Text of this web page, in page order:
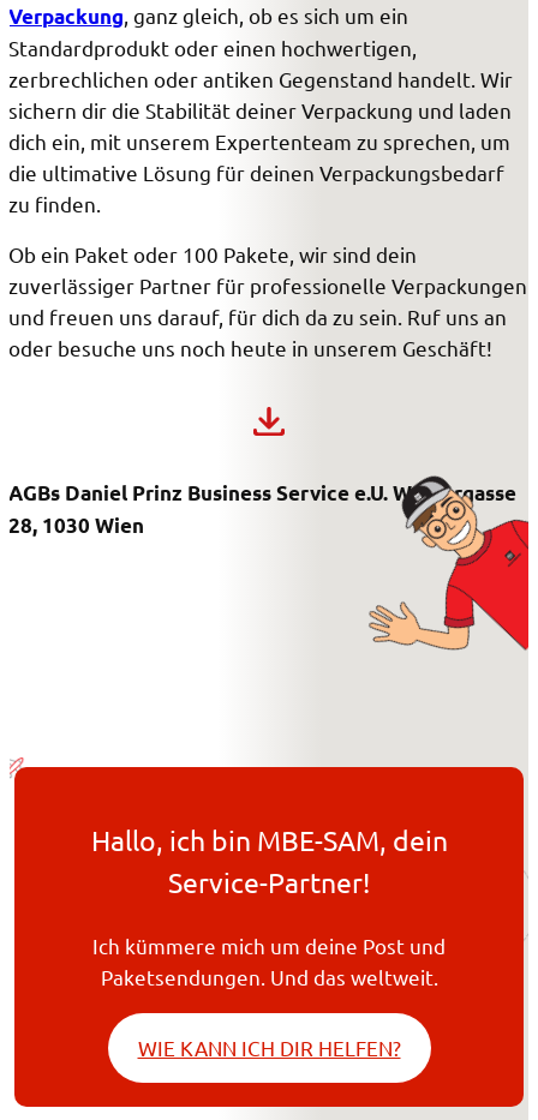
Verpackung , ganz gleich, ob es sich um ein
Standardprodukt oder einen hochwertigen,
zerbrechlichen oder antiken Gegenstand handelt. Wir
sichern dir die Stabilität deiner Verpackung und laden
dich ein, mit unserem Expertenteam zu sprechen, um
die ultimative Lösung für deinen Verpackungsbedarf
zu finden.
Ob ein Paket oder 100 Pakete, wir sind dein
zuverlässiger Partner für professionelle Verpackungen
und freuen uns darauf, für dich da zu sein. Ruf uns an
oder besuche uns noch heute in unserem Geschäft!
AGBs Daniel Prinz Business Service e.U. Wassergasse
28, 1030 Wien
Hallo, ich bin MBE-SAM, dein
Service-Partner!
Ich kümmere mich um deine Post und
Paketsendungen. Und das weltweit.
WIE KANN ICH DIR HELFEN?